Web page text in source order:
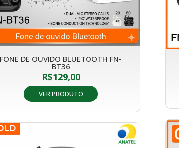
FONE DE OUVIDO BLUETOOTH FN-
BT36
R$129,00
VER PRODUTO